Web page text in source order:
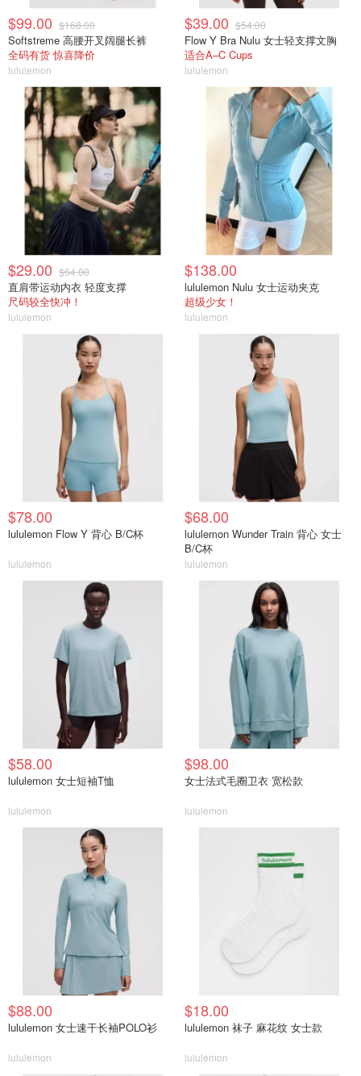
$99.00 $168.00
Softstreme 高腰开叉阔腿长裤
全码有货 惊喜降价
lululemon
$39.00 $54.00
Flow Y Bra Nulu 女士轻支撑文胸
适合A–C Cups
lululemon
$29.00 $64.00
直肩带运动内衣 轻度支撑
尺码较全快冲！
lululemon
$138.00
lululemon Nulu 女士运动夹克
超级少女！
lululemon
$78.00
lululemon Flow Y 背心 B/C杯
lululemon
$68.00
lululemon Wunder Train 背心 女士
B/C杯
lululemon
$58.00
lululemon 女士短袖T恤
lululemon
$98.00
女士法式毛圈卫衣 宽松款
lululemon
$88.00
lululemon 女士速干长袖POLO衫
lululemon
$18.00
lululemon 袜子 麻花纹 女士款
lululemon